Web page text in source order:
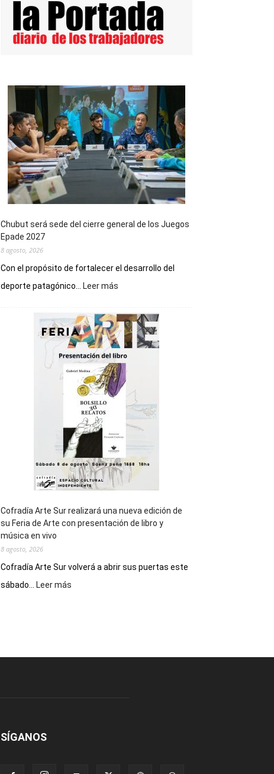
Chubut será sede del cierre general de los Juegos
Epade 2027
8 agosto, 2026
Con el propósito de fortalecer el desarrollo del
deporte patagónico...
Leer más
sede
del
cierre
general
de
los
Juegos
Epade
2027
Cofradía Arte Sur realizará una nueva edición de
su Feria de Arte con presentación de libro y
música en vivo
8 agosto, 2026
Cofradía Arte Sur volverá a abrir sus puertas este
sábado...
Leer más
nueva
SÍGANOS